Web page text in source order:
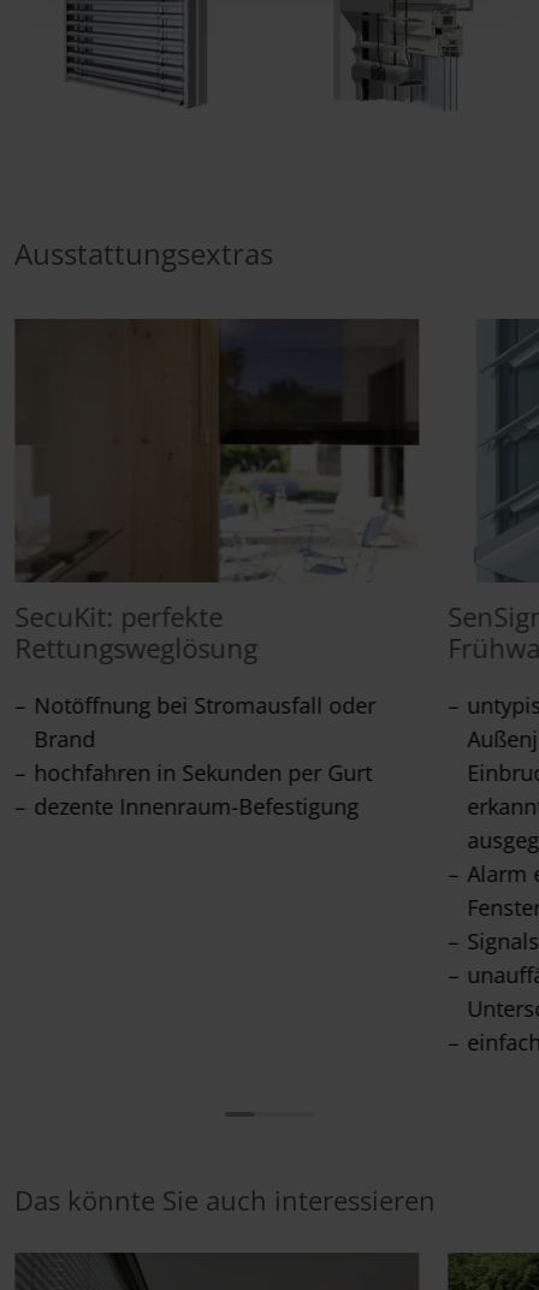
Ausstattungsextras
SecuKit: perfekte
Rettungsweglösung
Notöffnung bei Stromausfall oder
Brand
hochfahren in Sekunden per Gurt
dezente Innenraum-Befestigung
Alarm
Das könnte Sie auch interessieren